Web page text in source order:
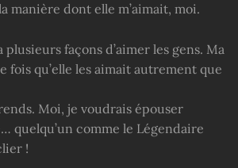
manière dont elle m’aimait, moi.
plusieurs façons d’aimer les gens. Ma
fois qu’elle les aimait autrement que
Moi, je voudrais épouser
quelqu’un comme le Légendaire
!